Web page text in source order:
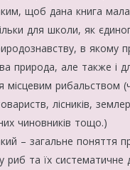
щоб дана книга мала
для школи, як
в якому
природа, але также і
місцевим рибальством
лісників,
чиновників тощо.)
– загальне поняття
риб та їх систематичне